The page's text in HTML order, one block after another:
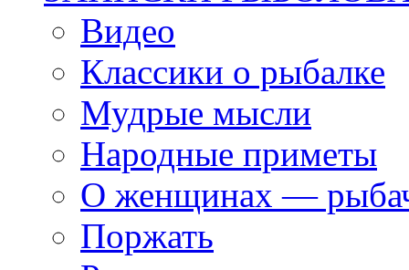
Видео
Классики о рыбалке
Мудрые мысли
Народные приметы
О женщинах —
Поржать